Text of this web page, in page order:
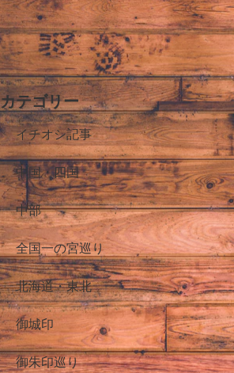
カテゴリー
イチオシ記事
中国・四国
中部
全国一の宮巡り
北海道・東北
御城印
御朱印巡り